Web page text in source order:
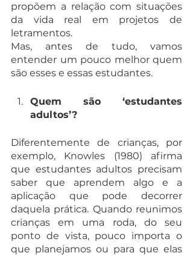
propõem a relação com situações
da vida real em projetos de
letramentos.
Mas, antes de tudo, vamos
entender um pouco melhor quem
são esses e essas estudantes.
Quem são ‘estudantes
adultos’?
Diferentemente de crianças, por
exemplo, Knowles (1980) afirma
que estudantes adultos precisam
saber que aprendem algo e a
aplicação que pode decorrer
daquela prática. Quando reunimos
crianças em uma roda, do seu
ponto de vista, pouco importa o
que planejamos ou para que elas